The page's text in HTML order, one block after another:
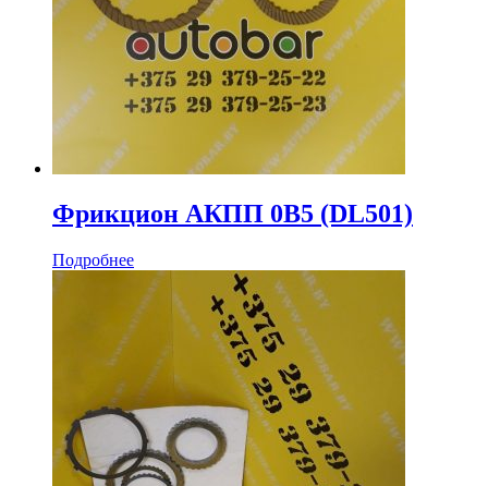
Фрикцион АКПП 0B5 (DL501)
Подробнее